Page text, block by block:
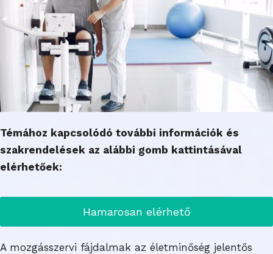
Témához kapcsolódó további információk és
szakrendelések az alábbi gomb kattintásával
elérhetőek:
Hamarosan elérhető
A mozgásszervi fájdalmak az életminőség jelentős